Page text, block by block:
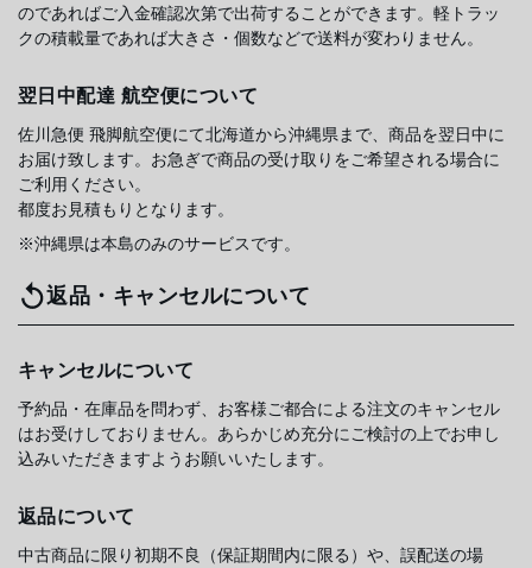
のであればご入金確認次第で出荷することができます。軽トラッ
クの積載量であれば大きさ・個数などで送料が変わりません。
翌日中配達 航空便について
佐川急便 飛脚航空便にて北海道から沖縄県まで、商品を翌日中に
お届け致します。お急ぎで商品の受け取りをご希望される場合に
ご利用ください。
都度お見積もりとなります。
※沖縄県は本島のみのサービスです。
返品・キャンセルについて
キャンセルについて
予約品・在庫品を問わず、お客様ご都合による注文のキャンセル
はお受けしておりません。あらかじめ充分にご検討の上でお申し
込みいただきますようお願いいたします。
返品について
中古商品に限り初期不良（保証期間内に限る）や、誤配送の場